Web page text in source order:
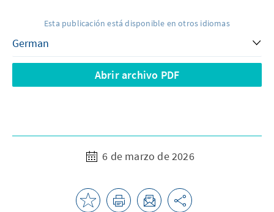
Esta publicación está disponible en otros idiomas
Abrir archivo PDF
6 de marzo de 2026